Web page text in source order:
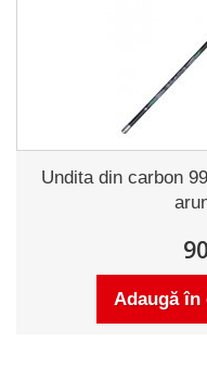
Undita din carbon
Adaugă în